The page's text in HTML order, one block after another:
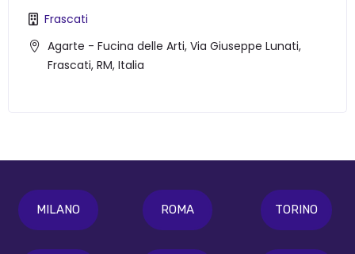
Agarte - Fucina delle Arti, Via Giuseppe Lunati,
Frascati, RM, Italia
Frascati
MILANO ROMA TORINO